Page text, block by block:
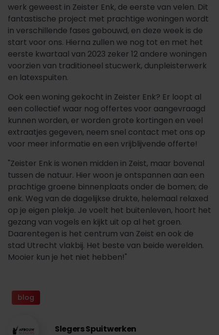
werk geweest in Zeister Enk, de eerste van velen. Dit
fantastische project met prachtige woningen wordt
in verschillende fases gebouwd, en deze week is de
start voor ons. Hierna zullen we nog tot en met het
eerste kwartaal van 2023 zeker 12 andere woningen
voorzien van traditioneel stucwerk, dunpleisterwerk
en latexspuiten.
Ook een woning gekocht in Zeister Enk? Er loopt al
een collectief waar nog offertes voor aangevraagd
kunnen worden, er worden grote kortingen en veel
extraatjes gegeven, neem snel contact met ons op
voor meer informatie en een vrijblijvende offerte!
"Zeister Enk is wonen midden in Zeist, maar bovenal
tussen de natuur. Hier woon je ontspannen aan een
prachtige groene binnenplaats onder de bomen; de
enk. Weg van de dagelijkse drukte, helemaal relaxed
op je eigen plekje. Je voelt het buitenleven, hoort het
gezang van vogels en kijkt uit op al het groen.
Daarentegen is het centrum van Zeist en ook de
stad Utrecht vlakbij. Het beste van beide werelden.
Mooier kun je het niet hebben!"
blog
Slegers Spuitwerken